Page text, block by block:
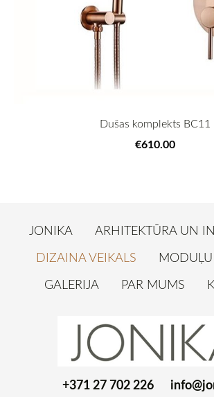
Dušas komplekts BC11
€610.00
JONIKA
ARHITEKTŪRA UN
DIZAINA VEIKALS
GALERIJA
PAR MUMS
+371 27 702 226